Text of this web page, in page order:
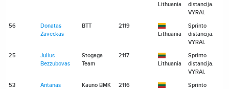
Lithuania
distancija.
VYRAI.
56
Donatas
Zaveckas
BTT
2119
Lithuania
Sprinto
distancija.
VYRAI.
25
Julius
Bezzubovas
Stogaga
Team
2117
Lithuania
Sprinto
distancija.
VYRAI.
53
Antanas
Kauno BMK
2116
Sprinto